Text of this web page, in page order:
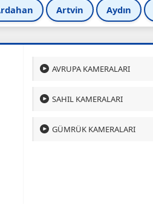
Artvin Aydın
AVRUPA KAMERALARI
SAHIL KAMERALARI
GÜMRÜK KAMERALARI